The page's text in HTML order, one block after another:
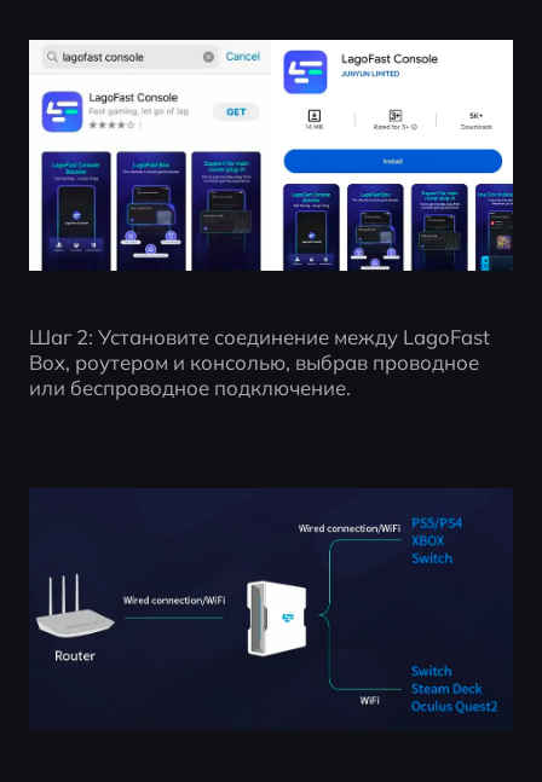
Шаг 2: Установите соединение между LagoFast
Box, роутером и консолью, выбрав проводное
или беспроводное подключение.